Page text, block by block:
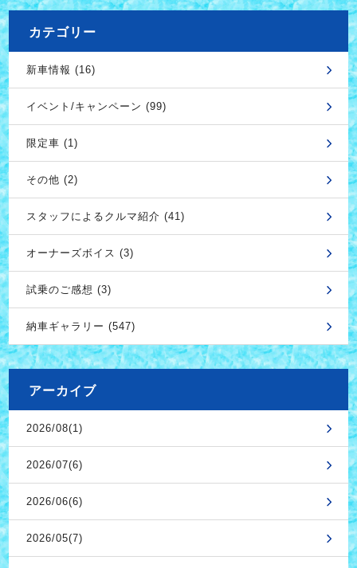
カテゴリー
新車情報 (16)
イベント/キャンペーン (99)
限定車 (1)
その他 (2)
スタッフによるクルマ紹介 (41)
オーナーズボイス (3)
試乗のご感想 (3)
納車ギャラリー (547)
アーカイブ
2026/08(1)
2026/07(6)
2026/06(6)
2026/05(7)